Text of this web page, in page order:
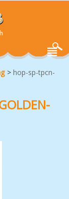
> hop-sp-tpcn-